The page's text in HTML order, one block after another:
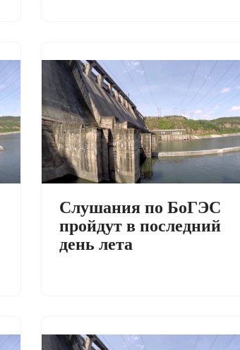
Слушания по БоГЭС
пройдут в последний
день лета